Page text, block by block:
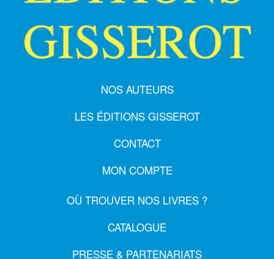
NOS AUTEURS
LES ÉDITIONS GISSEROT
CONTACT
MON COMPTE
OÙ TROUVER NOS LIVRES ?
CATALOGUE
PRESSE & PARTENARIATS